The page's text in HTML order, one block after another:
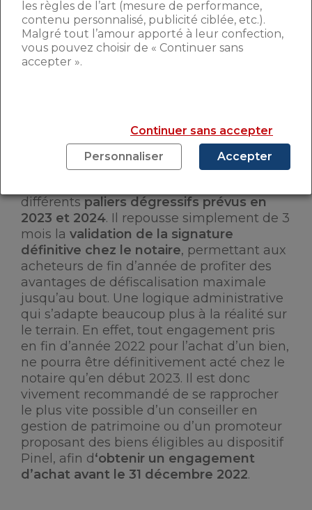
L’amendement de prolongation du taux
différentspaliers dégressifs prévus en
2023 et 2024. Il repousse simplement de 3
mois la validation de la signature
définitive chez le notaire, permettant aux
acheteurs de fin d’année de profiter des
avantages de défiscalisation maximale
jusqu’au bout. Une logique administrative
qui s’adapte beaucoup plus à la réalité sur
le terrain. En effet, tout engagement pris
en fin d’année 2022 pour l’achat d’un bien,
ne pourra être définitivement acté chez le
notaire qu’en début 2023. Il est donc
vivement recommandé de se rapprocher
le plus vite possible d’un conseiller en
gestion de patrimoine ou d’un promoteur
proposant des biens éligibles au dispositif
Pinel, afin d‘obtenir un engagement
d’achat avant le 31 décembre 2022.
les règles de l’art (mesure de performance,
contenu personnalisé, publicité ciblée, etc.).
Malgré tout l’amour apporté à leur confection,
vous pouvez choisir de « Continuer sans
accepter ».
Continuer sans accepter
Personnaliser
Accepter